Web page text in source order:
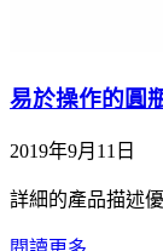
易於操作的圓
2019年9月11日
詳細的產品描述